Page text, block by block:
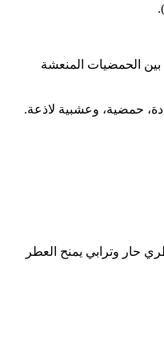
بين الحمضيات المنعشة
حار وترابي يمنح العطر